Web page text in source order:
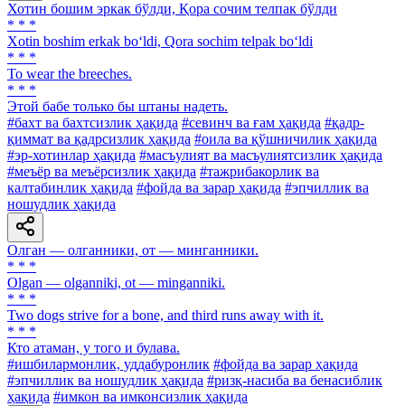
Хотин бошим эркак бўлди, Қора сочим телпак бўлди
* * *
Xotin boshim erkak bo‘ldi, Qora sochim telpak bo‘ldi
* * *
To wear the breeches.
* * *
Этой бабе только бы штаны надеть.
#бахт ва бахтсизлик ҳақида #севинч ва ғам ҳақида #қадр-
қиммат ва қадрсизлик ҳақида #оила ва қўшничилик ҳақида
#эр-хотинлар ҳақида #масъулият ва масъулиятсизлик ҳақида
#меъёр ва меъёрсизлик ҳақида #тажрибакорлик ва
калтабинлик ҳақида #фойда ва зарар ҳақида #эпчиллик ва
ношудлик ҳақида
Олган — олганники, от — минганники.
* * *
Olgan — olganniki, ot — minganniki.
* * *
Two dogs strive for a bone, and third runs away with it.
* * *
Кто атаман, у того и булава.
#ишбилармонлик, уддабуронлик #фойда ва зарар ҳақида
#эпчиллик ва ношудлик ҳақида #ризқ-насиба ва бенасиблик
ҳақида #имкон ва имконсизлик ҳақида